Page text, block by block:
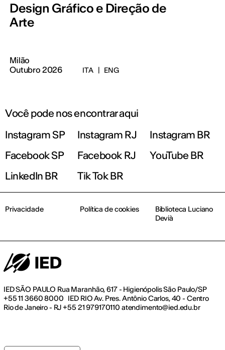
Design Gráfico e Direção de
Arte
Milão
Outubro 2026
ITA | ENG
Você pode nos encontrar aqui
Instagram SP
Instagram RJ
Instagram BR
Facebook SP
Facebook RJ
YouTube BR
LinkedIn BR
Tik Tok BR
IED SÃO PAULO Rua Maranhão, 617 - Higienópolis São Paulo/SP
+55 11 3660 8000 IED RIO Av. Pres. Antônio Carlos, 40 - Centro
Rio de Janeiro - RJ +55 21 979170110 atendimento@ied.edu.br
Privacidade Política de cookies
Biblioteca Luciano
Devià